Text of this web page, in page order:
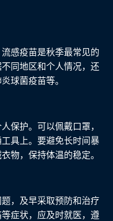
感疫苗是秋季最常见的
同地区和个人情况，还
球菌疫苗等。
保护。可以佩戴口罩，
具上。要避免长时间暴
物，保持体温的稳定。
，及早采取预防和治疗
症状，应及时就医，遵